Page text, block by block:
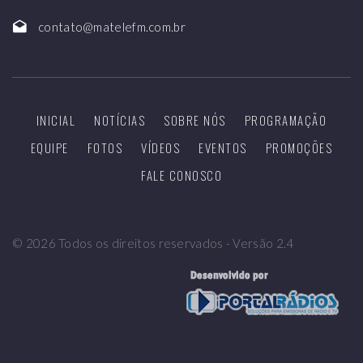
contato@matelefm.com.br
INICIAL NOTÍCIAS SOBRE NÓS
PROGRAMAÇÃO
EQUIPE
FOTOS VÍDEOS EVENTOS
PROMOÇÕES
FALE CONOSCO
© 2026 Todos os direitos reservados - Versão 2.4